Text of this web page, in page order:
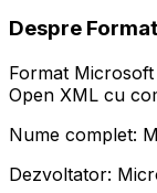
Despre
Format
Open XML cu
Nume complet:
Dezvoltator: